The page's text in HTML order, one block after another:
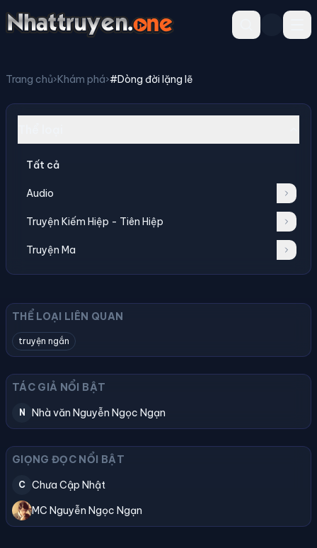
Trang chủ›Khám phá›#Dòng đời lặng lẽ
Tất cả
Audio
Truyện Kiếm Hiệp - Tiên Hiệp
Truyện Ma
THỂ LOẠI LIÊN QUAN
truyện ngắn
TÁC GIẢ NỔI BẬT
N Nhà văn Nguyễn Ngọc Ngạn
GIỌNG ĐỌC NỔI BẬT
C Chưa Cập Nhật
MC Nguyễn Ngọc Ngạn